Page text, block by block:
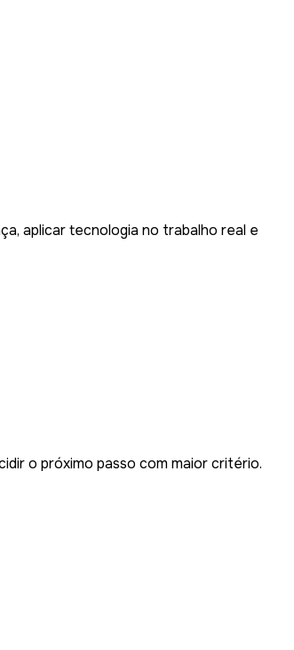
aplicar tecnologia no trabalho real e
o próximo passo com maior critério.